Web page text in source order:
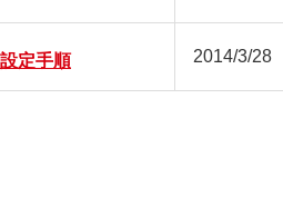
定手順 2014/3/28